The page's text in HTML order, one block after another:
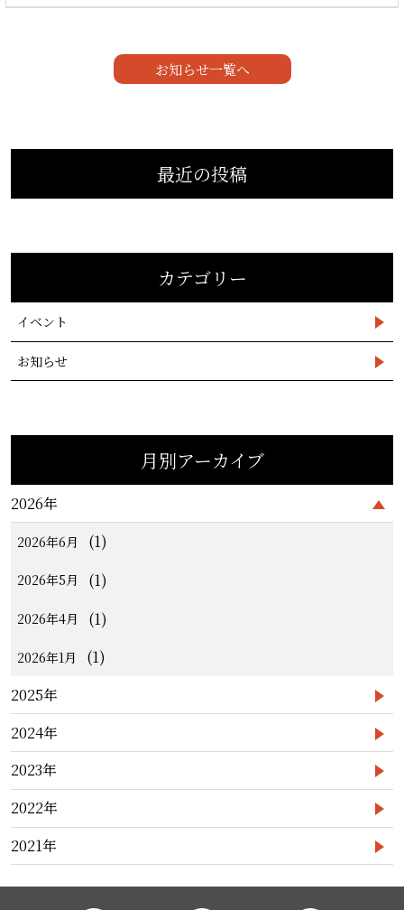
お知らせ一覧へ
最近の投稿
カテゴリー
イベント
お知らせ
月別アーカイブ
2026年
2026年6月 (1)
2026年5月 (1)
2026年4月 (1)
2026年1月
(1)
2025年
2024年
2023年
2022年
2021年